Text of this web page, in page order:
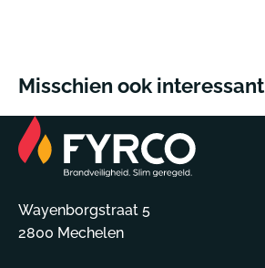
Misschien ook interessant
Wayenborgstraat 5
2800 Mechelen